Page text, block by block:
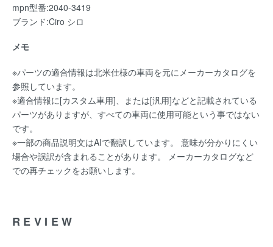
mpn型番:2040-3419
ブランド:Ciro シロ
メモ
※パーツの適合情報は北米仕様の車両を元にメーカーカタログを
参照しています。
※適合情報に[カスタム車用]、または[汎用]などと記載されている
パーツがありますが、すべての車両に使用可能という事ではない
です。
※一部の商品説明文はAIで翻訳しています。 意味が分かりにくい
場合や誤訳が含まれることがあります。 メーカーカタログなど
での再チェックをお願いします。
REVIEW